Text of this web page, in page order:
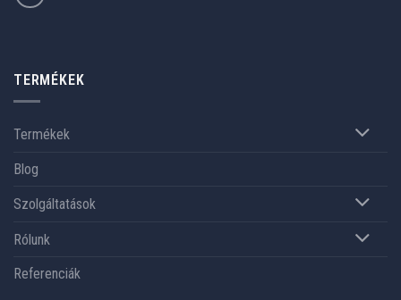
TERMÉKEK
Termékek
Blog
Szolgáltatások
Rólunk
Referenciák